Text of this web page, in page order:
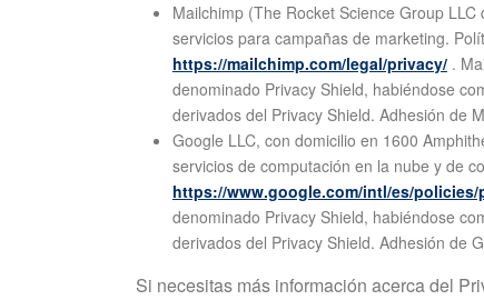
Mailchimp (The Rocket Science Group
servicios para campañas de marketing.
https://mailchimp.com/legal/privacy/.
denominado Privacy Shield, habiéndose
derivados del Privacy Shield. Adhesión de
Google LLC, con domicilio en 1600
servicios de computación en la nube y de
https://www.google.com/intl/es/policies/
denominado Privacy Shield, habiéndose
derivados del Privacy Shield. Adhesión de
Si necesitas más información acerca del